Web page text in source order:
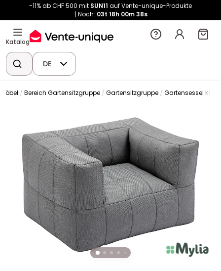
-11% ab CHF 500 mit SUN11 auf Vente-unique-Produkte
Noch: 03t 18h 00m38s
Katalog
DE
Bereich Gartensitzgruppe Gartensitzgruppe Gartensessel